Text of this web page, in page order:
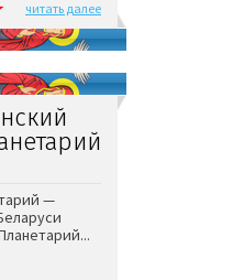
читать далее
—